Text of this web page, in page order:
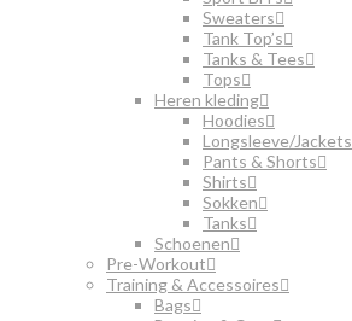
Sweaters
Tank Top’s
Tanks & Tees
Tops
Heren kleding
Hoodies
Longsleeve/Jackets
Pants & Shorts
Shirts
Sokken
Tanks
Schoenen
Pre-Workout
Training & Accessoires
Bags